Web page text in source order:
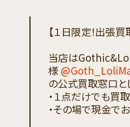
【１日限定！出張買
当店は
様
の公式買取窓口と
・１点だけでも買取
・その場で現金で